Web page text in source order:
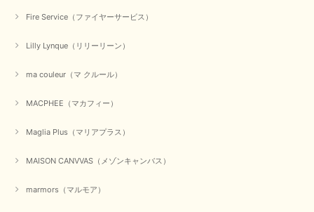
Fire Service（ファイヤーサービス）
Lilly Lynque（リリーリーン）
ma couleur（マ クルール）
MACPHEE（マカフィー）
Maglia Plus（マリアプラス）
MAISON CANVVAS（メゾンキャンバス）
marmors（マルモア）